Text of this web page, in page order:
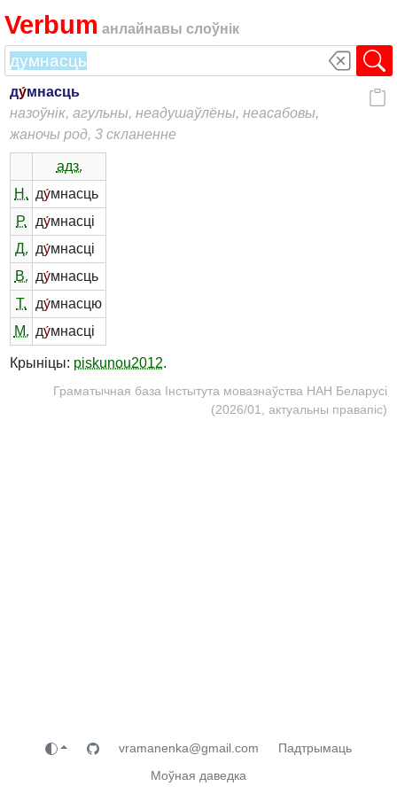
Verbum анлайнавы слоўнік
ду́мнасць
назоўнік, агульны, неадушаўлёны, неасабовы,
жаночы род, 3 скланенне
адз.
Н. ду́мнасць
Р.
ду́мнасці
Д. ду́мнасці
В. ду́мнасць
Т.
ду́мнасцю
М. ду́мнасці
Крыніцы: piskunou2012.
Граматычная база Інстытута мовазнаўства НАН Беларусі
(2026/01, актуальны правапіс)
vramanenka@gmail.com
Падтрымаць
Моўная даведка